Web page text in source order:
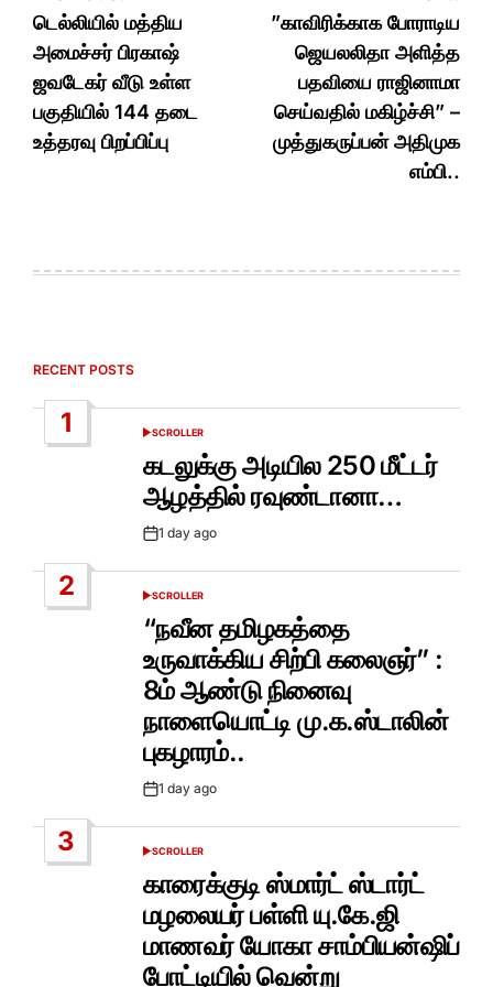
navigation
டெல்லியில் மத்திய
அமைச்சர் பிரகாஷ்
ஜவடேகர் வீடு உள்ள
பகுதியில் 144 தடை
உத்தரவு பிறப்பிப்பு
”காவிரிக்காக போராடிய
ஜெயலலிதா அளித்த
பதவியை ராஜினாமா
செய்வதில் மகிழ்ச்சி” –
முத்துகருப்பன் அதிமுக
எம்பி..
RECENT POSTS
1
POSTED
SCROLLER
கடலுக்கு அடியில 250 மீட்டர்
ஆழத்தில் ரவுண்டானா…
Post1 day ago
2
POSTED
SCROLLER
“நவீன தமிழகத்தை
உருவாக்கிய சிற்பி கலைஞர்” :
8ம் ஆண்டு நினைவு
நாளையொட்டி மு.க.ஸ்டாலின்
புகழாரம்..
Post1 day ago
3
POSTED
SCROLLER
காரைக்குடி ஸ்மார்ட் ஸ்டார்ட்
மழலையர் பள்ளி யு.கே.ஜி
மாணவர் யோகா சாம்பியன்ஷிப்
போட்டியில் வென்று